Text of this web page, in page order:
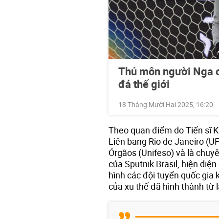
Thủ môn người Nga
đá thế giới
18 Tháng Mười Hai 2025, 16:20
Theo quan điểm do Tiến sĩ
Liên bang Rio de Janeiro
Órgãos (Unifeso) và là
của Sputnik Brasil, hiện
hình các đội tuyển quốc gia
của xu thế đã hình thành từ